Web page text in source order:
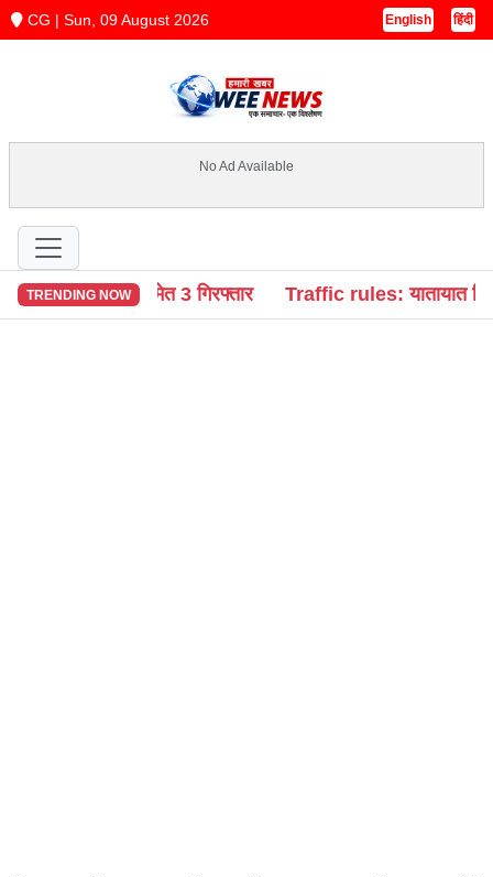
CG | Sun, 09 August 2026 English हिंदी
No Ad Available
TRENDING NOW
समेत 3 गिरफ्तार Traffic rules: यातायात नियमों की अनदेखी